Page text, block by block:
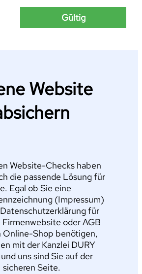
Gültig
Website
Website-Checks haben
die passende Lösung für
Egal ob Sie eine
(Impressum)
für
Firmenwebsite oder AGB
Online-Shop benötigen,
mit der Kanzlei DURY
uns sind Sie auf der
sicheren Seite.